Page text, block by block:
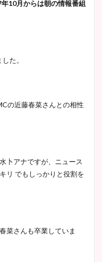
10月からは朝の情報番組
た。
の近藤春菜さんとの相性
卜アナですが、ニュース
リ でもしっかりと役割を
菜さんも卒業していま